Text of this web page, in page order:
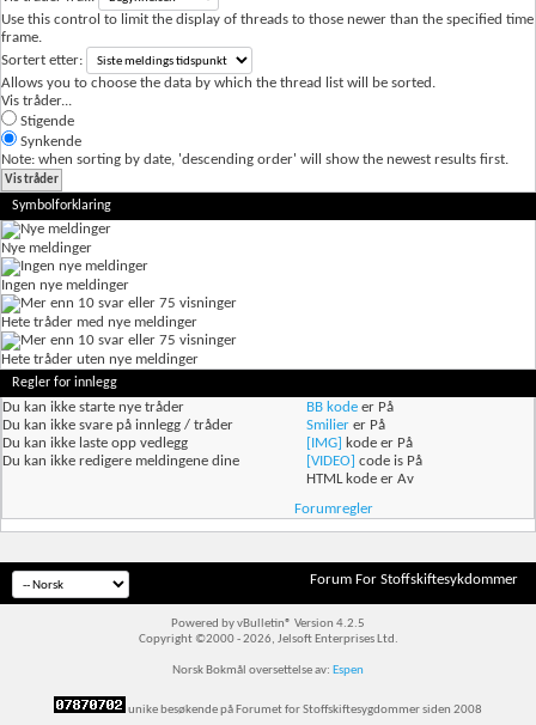
Use this control to limit the display of threads to those newer than the specified time
frame.
Sortert etter:
Allows you to choose the data by which the thread list will be sorted.
Vis tråder...
Stigende
Synkende
Note: when sorting by date, 'descending order' will show the newest results first.
Symbolforklaring
Nye meldinger
Ingen nye meldinger
Hete tråder med nye meldinger
Hete tråder uten nye meldinger
Regler for innlegg
Du kan ikke starte nye tråder
Du kan ikke svare på innlegg / tråder
Du kan ikke laste opp vedlegg
Du kan ikke redigere meldingene dine
BB kode er På
Smilier er På
[IMG] kode er På
[VIDEO] code is På
HTML kode erAv
Forumregler
Forum For Stoffskiftesykdommer
Powered by vBulletin® Version 4.2.5
Copyright ©2000 - 2026, Jelsoft Enterprises Ltd.
Norsk Bokmål oversettelse av: Espen
unike besøkende på Forumet for Stoffskiftesygdommer siden 2008